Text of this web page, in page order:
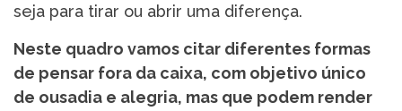
seja para tirar ou abrir uma diferença.
Neste quadro vamos citar diferentes formas
de pensar fora da caixa, com objetivo único
de ousadia e alegria, mas que podem render